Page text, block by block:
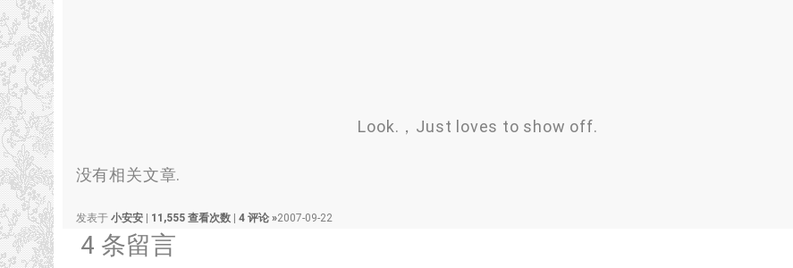
Look.，Just loves to show off.
没有相关文章.
发表于 小安安 11,555 查看次数 4 评论 »2007-09-22
4 条留言